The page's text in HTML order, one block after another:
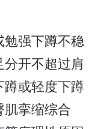
强下蹲不稳
开不超过肩
或轻度下蹲
挛缩综合